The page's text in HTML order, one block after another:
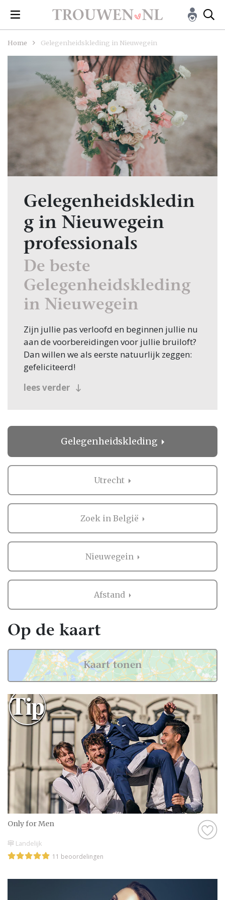
Home Gelegenheidskleding in Nieuwegein
Gelegenheidskledin
g in Nieuwegein
professionals
De beste
Gelegenheidskleding
in Nieuwegein
Zijn jullie pas verloofd en beginnen jullie nu
aan de voorbereidingen voor jullie bruiloft?
Dan willen we als eerste natuurlijk zeggen:
gefeliciteerd!
Veel bruidsparen beginnen hun zoektocht
facetten van jullie bruiloft. Bovendien vind je
op Trouwen.nl alle professionals voor je
Voor zowel Gelegenheidskleding als vele
andere onderdelen voor de bruiloft kan je
op Trouwen.nl veel inspiratie vinden. En heb
je iets gezien dat je aanspreekt? Dan kan je
direct contact opnemen bij de professional
Gelegenheidskleding in Nieuwegein
Zaken regelen voor jullie bruiloft is erg
belangrijk. Het is dus niet zo gek dat je
graag eerst ervaringen van andere
bruidsparen leest over Gelegenheidskleding
in Nieuwegein. Want zij hebben het live
ervaren en zijn natuurlijk kritische
beoordelaars!
Daarom hebben wij bij elke professional op
onze website een beoordeling van echte
bruidsparen staan. Indien deze al
beoordeeld is, natuurlijk. Soms vind je
namelijk ook nieuwe professionals op onze
website, en dan is het misschien wel aan
jullie om de eerste beoordeling te schrijven!
Hoe dan ook, je kunt er zeker van zijn dat je
een geweldige ervaring krijgt met de
Gelegenheidskleding in Nieuwegein op onze
website. Het zijn stuk voor stuk
professionals die als missie hebben om
Genieten van de leukste
lees verder
Gelegenheidskleding
Utrecht
Zoek in België
Nieuwegein
Afstand
Only for Men
Landelijk
11 beoordelingen
Op de kaart
Kaart tonen